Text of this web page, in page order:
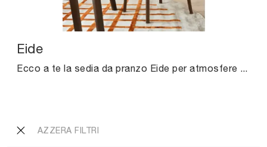
AZZERA FILTRI
Eide
Ecco a te la sedia da pranzo Eide per atmosfere classiche, tra le più esclusive Sedie fisse di Connubia.